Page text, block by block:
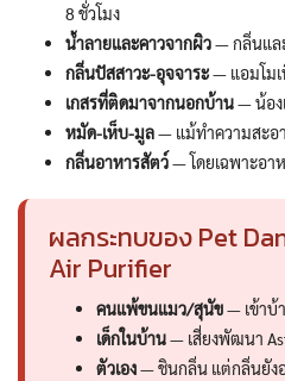
8 ชั่วโมง
น้ำลายและคาวจากผิว— กลิ่นแล
กลิ่นปัสสาวะ-อุจจาระ— แอมโม
เกสรที่ติดมาจากนอกบ้าน— น้อง
หมัด-เห็บ-มูล— แม้ทำความสะอ
กลิ่นอาหารสัตว์— โดยเฉพาะอา
ผลกระทบของ Pet
Air Purifier
คนแพ้ขนแมว/สุนัข— เข้าบ้
เด็กในบ้าน— เสี่ยงพัฒนา
ตัวเอง— ชินกลิ่น แต่กลิ่นยัง